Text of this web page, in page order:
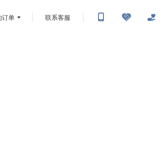
订单 联系客服